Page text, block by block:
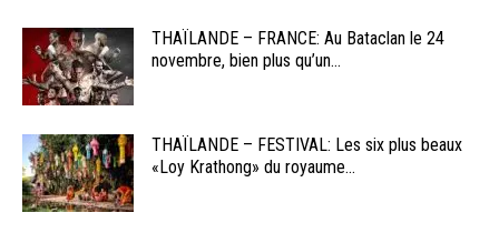
THAÏLANDE – FRANCE: Au Bataclan le 24
novembre, bien plus qu’un...
THAÏLANDE – FESTIVAL: Les six plus beaux
«Loy Krathong» du royaume...